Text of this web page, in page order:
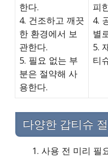
한다.
4. 건조하고 깨끗
한 환경에서 보
관한다.
5. 필요 없는 부
분은 절약해 사
용한다.
피
4.
별
5.
티
다양한 갑티슈
사용 전 미리 필